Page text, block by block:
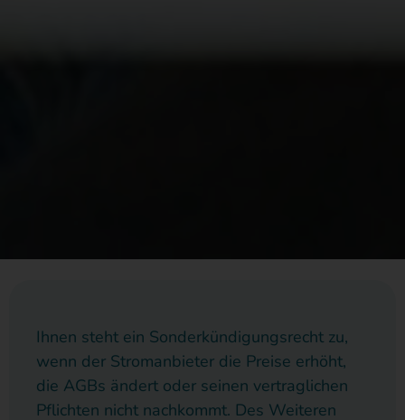
Ihnen steht ein Sonderkündigungsrecht zu,
wenn der Stromanbieter die Preise erhöht,
die AGBs ändert oder seinen vertraglichen
Pflichten nicht nachkommt. Des Weiteren